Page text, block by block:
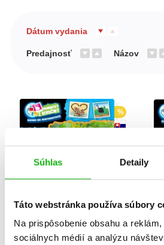
Súhlas Detaily
Táto webstránka používa súbory
Na prispôsobenie obsahu a
sociálnych médií a analýzu
Dátum vydania
Predajnosť Názov
%
Momentky z divočiny: